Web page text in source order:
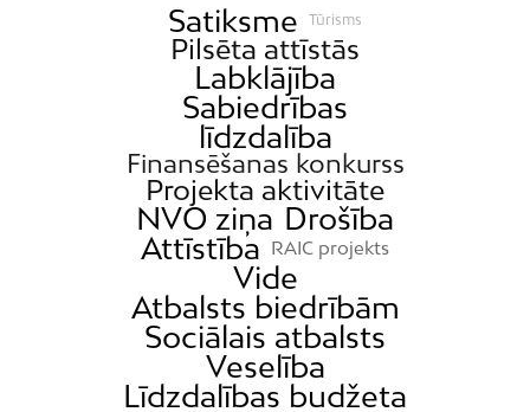
Satiksme Tūrisms
Pilsēta attīstās
Labklājība
Sabiedrības
līdzdalība
Finansēšanas konkurss
Projekta aktivitāte
NVO ziņa Drošība
Attīstība
RAIC projekts
Vide
Atbalsts biedrībām
Sociālais atbalsts
Veselība
Līdzdalības budžeta